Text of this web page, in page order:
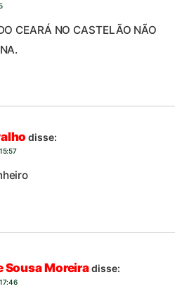
CEARÁ NO CASTELÃO NÃO
disse:
Sousa Moreiradisse: